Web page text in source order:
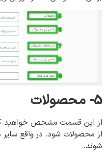
5- محصولات
از این قسمت مشخص خواهید
از محصولات شود. در واقع
شوند.